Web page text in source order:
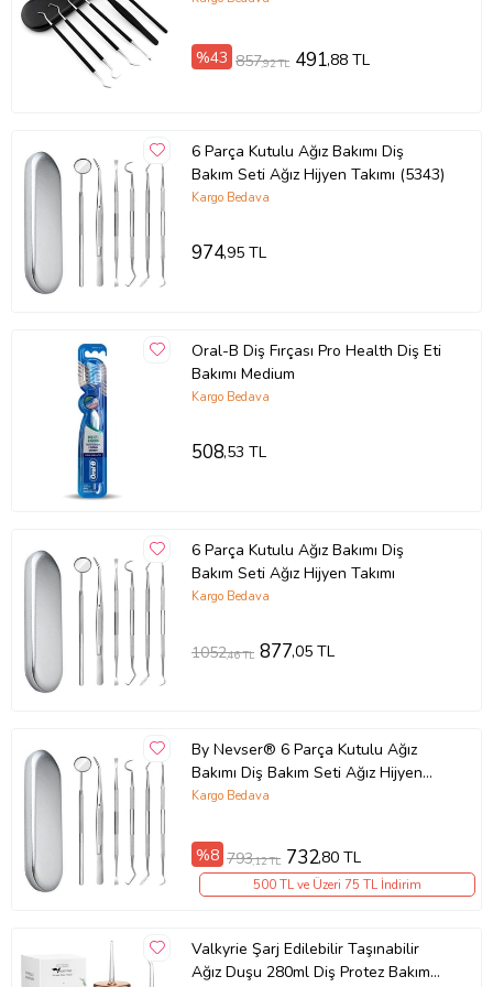
%43 857,92 TL 491,88 TL
6 Parça Kutulu Ağız Bakımı Diş
Bakım Seti Ağız Hijyen Takımı (5343)
Kargo Bedava
974,95 TL
Oral-B Diş Fırçası Pro Health Diş Eti
Bakımı Medium
Kargo Bedava
508,53 TL
6 Parça Kutulu Ağız Bakımı Diş
Bakım Seti Ağız Hijyen Takımı
Kargo Bedava
1052,46 TL 877,05 TL
By Nevser® 6 Parça Kutulu Ağız
Bakımı Diş Bakım Seti Ağız Hijyen
Takımı
Kargo Bedava
%8 793,12 TL 732,80 TL
500 TL ve Üzeri 75 TL İndirim
Valkyrie Şarj Edilebilir Taşınabilir
Ağız Duşu 280ml Diş Protez Bakım